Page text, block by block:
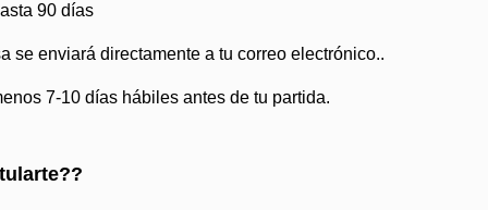
90 días
se enviará directamente a tu correo electrónico..
7-10 días hábiles antes de tu partida.